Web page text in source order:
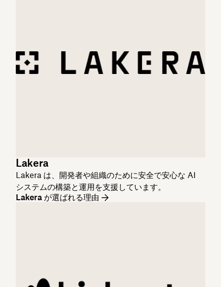
Lakera
Lakera は、開発者や組織のために安全で安心な AI
システムの構築と運用を支援しています。
Lakera が選ばれる理由